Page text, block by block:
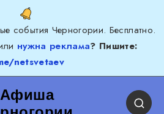
события Черногории. Бесплатно.
нужна реклама? Пишите:
netsvetaev
Афиша